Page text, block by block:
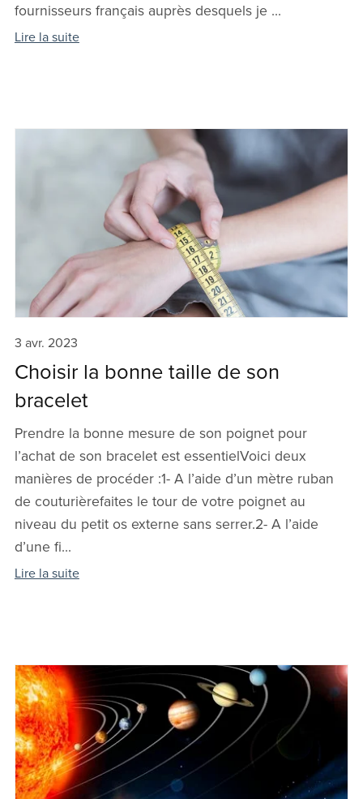
fournisseurs français auprès desquels je ...
Lire la suite
3 avr. 2023
Choisir la bonne taille de son
bracelet
Prendre la bonne mesure de son poignet pour
l’achat de son bracelet est essentielVoici deux
manières de procéder :1- A l’aide d’un mètre ruban
de couturièrefaites le tour de votre poignet au
niveau du petit os externe sans serrer.2- A l’aide
d’une fi...
Lire la suite